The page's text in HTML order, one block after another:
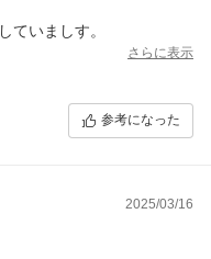
ていましす。
さらに表示
参考になった
2025/03/16